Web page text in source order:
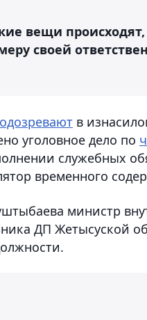
вещи
своей
в
уголовное дело по
служебных
временного
министр
ДП Жетысуской